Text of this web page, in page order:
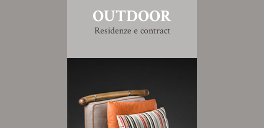
OUTDOOR
Residenze e contract